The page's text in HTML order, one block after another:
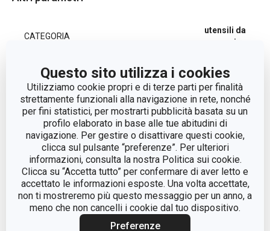
Questo sito utilizza i cookies
Utilizziamo cookie propri e di terze parti per finalità
strettamente funzionali alla navigazione in rete, nonché
per fini statistici, per mostrarti pubblicità basata su un
profilo elaborato in base alle tue abitudini di
navigazione. Per gestire o disattivare questi cookie,
clicca sul pulsante “preferenze”. Per ulteriori
informazioni, consulta la nostra Politica sui cookie.
Clicca su “Accetta tutto” per confermare di aver letto e
accettato le informazioni esposte. Una volta accettate,
non ti mostreremo più questo messaggio per un anno, a
meno che non cancelli i cookie dal tuo dispositivo.
Preferenze
CATEGORIA
utensili da
cucina
LINEA DI PRODOTTO DELÍCIA
MATERIALE nylon
TIPO pinza
LAVAGGIO IN LAVASTOVIGLIE Sì
EAN 8595028446067